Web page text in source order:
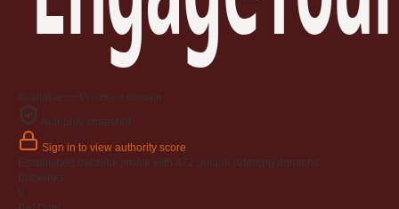
Available — Premium domain
Authority snapshot
Sign in to view authority score
Established backlink profile with 472 unique referring domains.
Backlinks
0